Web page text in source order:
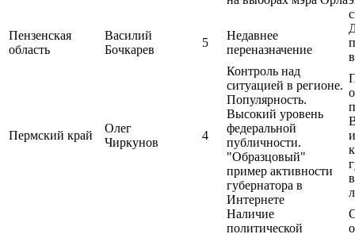
Пензенская
область
Василий
Бочкарев
5
Недавнее
переназначение
Пермский край
Олег
Чиркунов
4
Контроль над
ситуацией в регионе.
Популярность.
Высокий уровень
федеральной
публичности.
"Образцовый"
пример активности
губернатора в
Интернете
Наличие
политической